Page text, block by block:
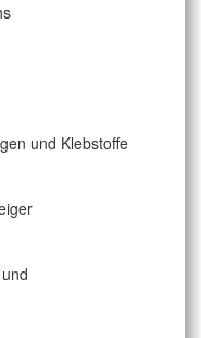
und Klebstoffe